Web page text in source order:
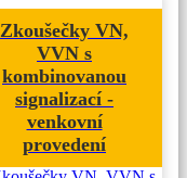
Zkoušečky VN,
VVN s
kombinovanou
signalizací -
venkovní
provedení